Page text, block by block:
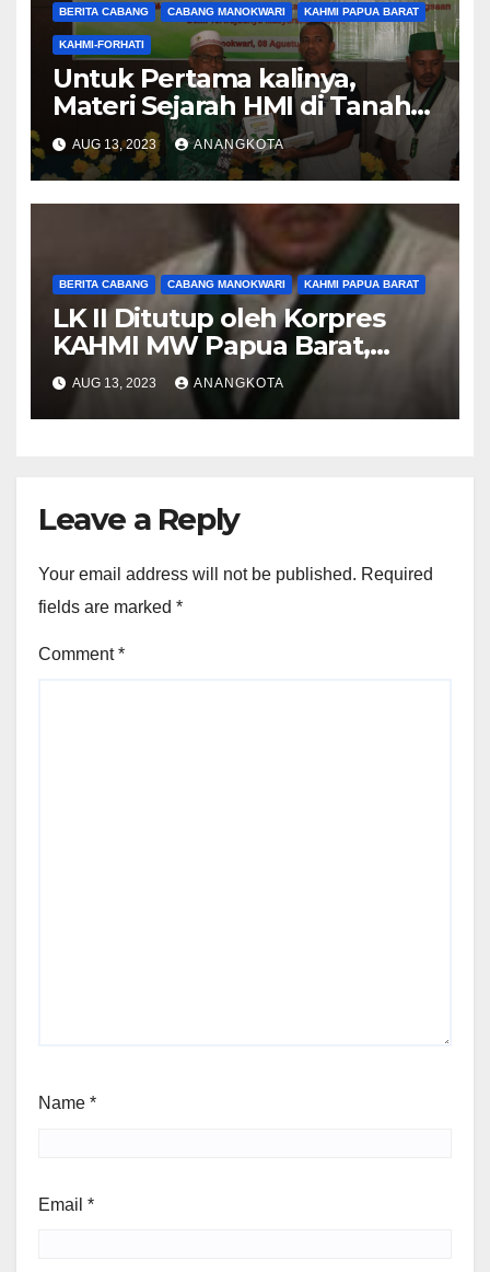
BERITA CABANG CABANG MANOKWARI KAHMI PAPUA BARAT
KAHMI-FORHATI
Untuk Pertama kalinya,
Materi Sejarah HMI di Tanah
Papua disampaikan di LK II
AUG 13, 2023 ANANGKOTA
BERITA CABANG CABANG MANOKWARI KAHMI PAPUA BARAT
LK II Ditutup oleh Korpres
KAHMI MW Papua Barat,
Ketua Cabang Manokwari
Ucapkan Terima Kasih
AUG 13, 2023 ANANGKOTA
Leave a Reply
Your email address will not be published. Required
fields are marked *
Comment*
Name *
Email *